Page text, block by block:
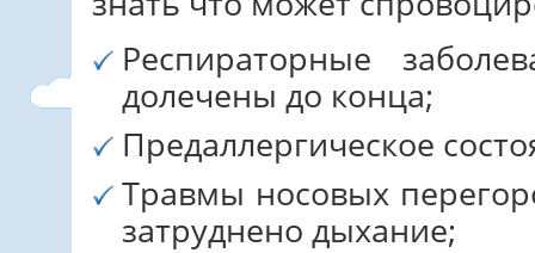
Респираторные
долечены до конца;
Предаллергическое
Травмы носовых
затруднено дыхание;